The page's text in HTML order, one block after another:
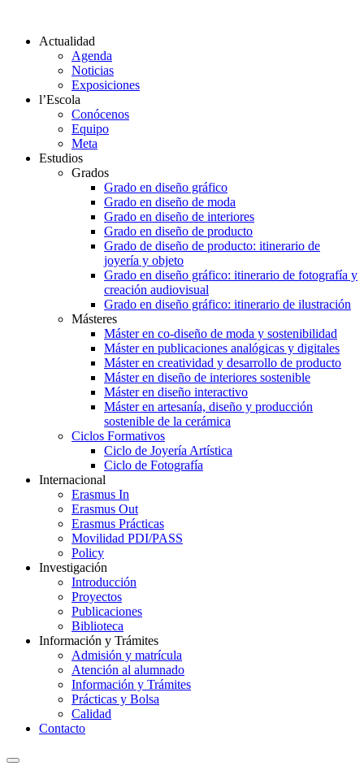
Actualidad
Agenda
Noticias
Exposiciones
l’Escola
Conócenos
Equipo
Meta
Estudios
Grados
Grado en diseño gráfico
Grado en diseño de moda
Grado en diseño de interiores
Grado en diseño de producto
Grado de diseño de producto: itinerario de
joyería y objeto
Grado en diseño gráfico: itinerario de fotografía y
creación audiovisual
Grado en diseño gráfico: itinerario de ilustración
Másteres
Máster en co-diseño de moda y sostenibilidad
Máster en publicaciones analógicas y digitales
Máster en creatividad y desarrollo de producto
Máster en diseño de interiores sostenible
Máster en diseño interactivo
Máster en artesanía, diseño y producción
sostenible de la cerámica
Ciclos Formativos
Ciclo de Joyería Artística
Ciclo de Fotografía
Internacional
Erasmus In
Erasmus Out
Erasmus Prácticas
Movilidad PDI/PASS
Policy
Investigación
Introducción
Proyectos
Publicaciones
Biblioteca
Información y Trámites
Admisión y matrícula
Atención al alumnado
Información y Trámites
Prácticas y Bolsa
Calidad
Contacto